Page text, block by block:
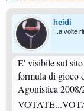
heidi
...a volte
E' visibile sul
formula di gioco
Agonistica 2008/